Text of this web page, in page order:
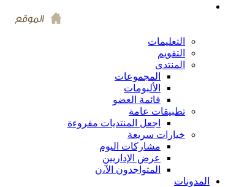
التعليمات
التقويم
المنتدى
المجموعات
الألبومات
قائمة العضو
تطبيقات عامة
اجعل المنتديات مقروءة
خيارات سريعة
مشاركات اليوم
عرض الإداريين
المتواجدون الآ،ن
المدونات